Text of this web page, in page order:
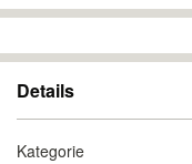
Details
Kategorie